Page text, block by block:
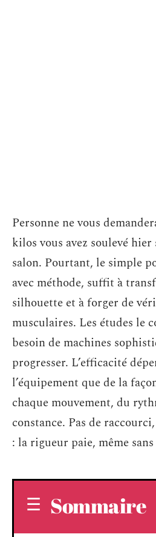
Personne ne vous
kilos vous avez soulevé
salon. Pourtant, le simple
avec méthode, suffit à
silhouette et à forger de
musculaires. Les études le
besoin de machines
progresser. L’efficacité
l’équipement que de la
chaque mouvement, du
constance. Pas de
: la rigueur paie, même
Sommaire